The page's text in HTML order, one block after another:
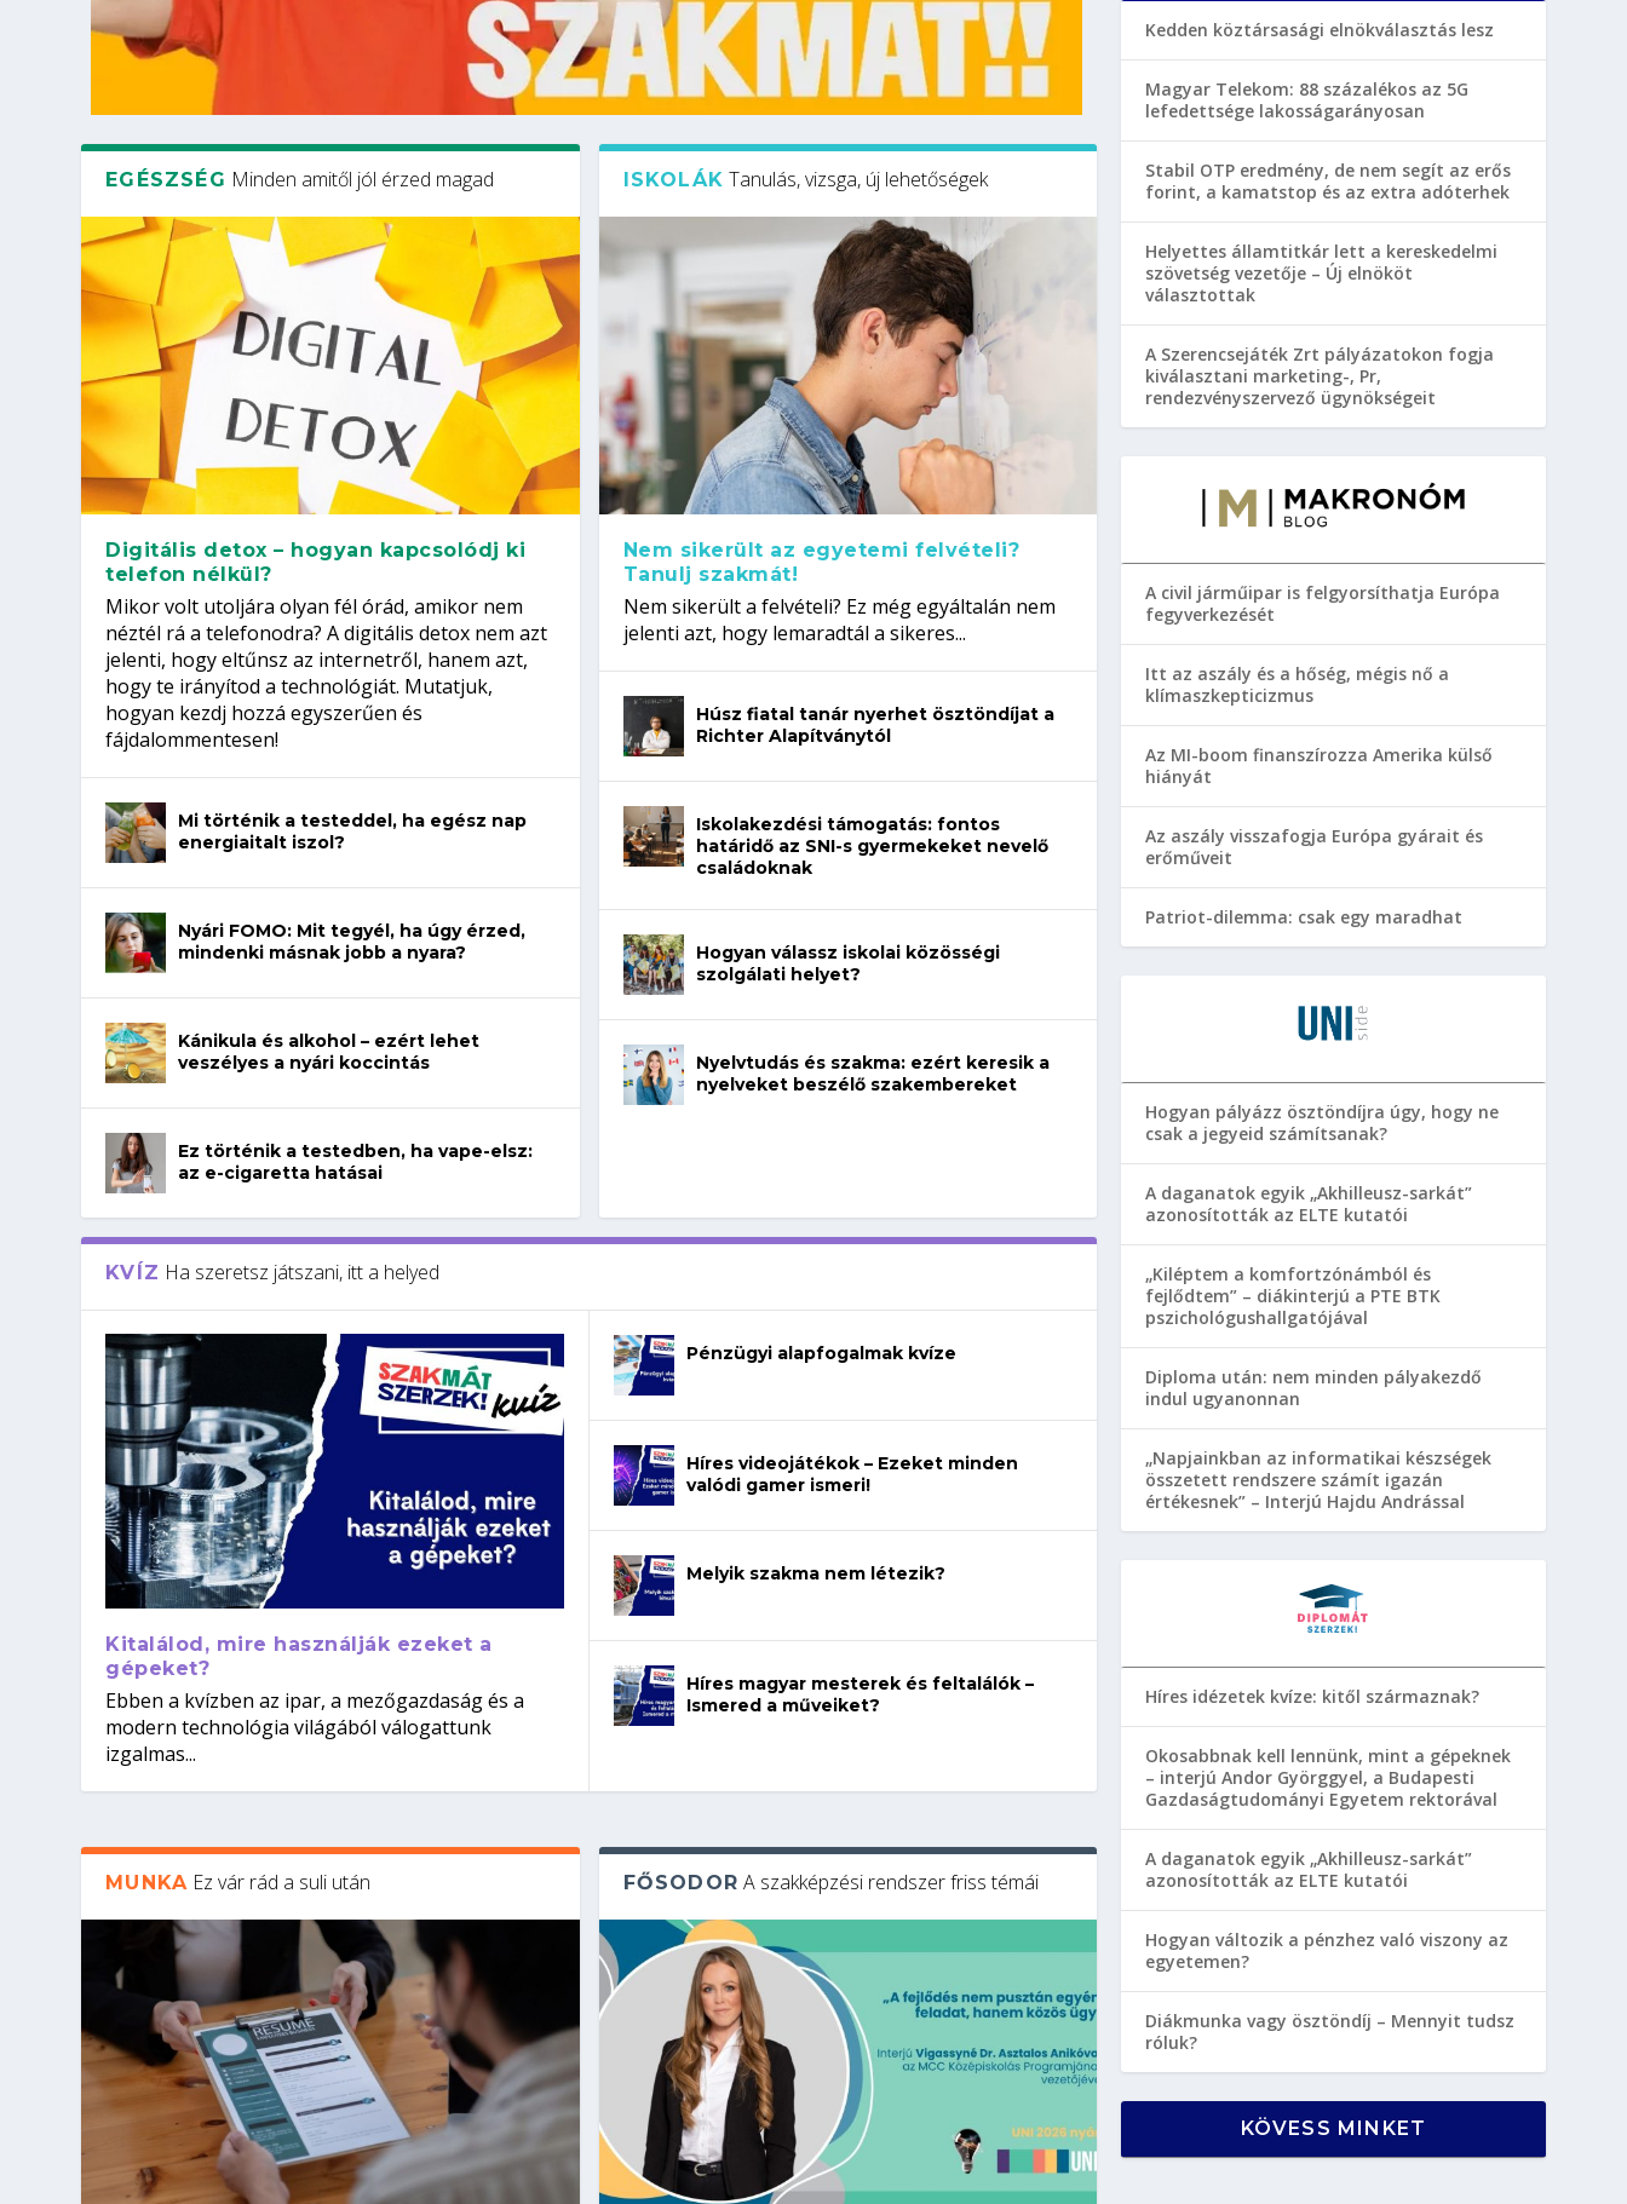
EGÉSZSÉG Minden amitől jól érzed magad
Digitális detox – hogyan kapcsolódj ki
telefon nélkül?
Mikor volt utoljára olyan fél órád, amikor nem
néztél rá a telefonodra? A digitális detox nem azt
jelenti, hogy eltűnsz az internetről, hanem azt,
hogy te irányítod a technológiát. Mutatjuk,
hogyan kezdj hozzá egyszerűen és
fájdalommentesen!
Mi történik a testeddel, ha egész nap
energiaitalt iszol?
Nyári FOMO: Mit tegyél, ha úgy érzed,
mindenki másnak jobb a nyara?
Kánikula és alkohol – ezért lehet
veszélyes a nyári koccintás
Ez történik a testedben, ha vape-elsz:
az e-cigaretta hatásai
ISKOLÁK Tanulás, vizsga, új lehetőségek
Nem sikerült az egyetemi felvételi?
Tanulj szakmát!
Nem sikerült a felvételi? Ez még egyáltalán nem
jelenti azt, hogy lemaradtál a sikeres...
Húsz fiatal tanár nyerhet ösztöndíjat a
Richter Alapítványtól
Iskolakezdési támogatás: fontos
határidő az SNI-s gyermekeket nevelő
családoknak
Hogyan válassz iskolai közösségi
szolgálati helyet?
Nyelvtudás és szakma: ezért keresik a
nyelveket beszélő szakembereket
KVÍZ Ha szeretsz játszani, itt a helyed
Kitalálod, mire használják ezeket a
gépeket?
Ebben a kvízben az ipar, a mezőgazdaság és a
modern technológia világából válogattunk
izgalmas...
Pénzügyi alapfogalmak kvíze
Híres videojátékok – Ezeket minden
valódi gamer ismeri!
Melyik szakma nem létezik?
Híres magyar mesterek és feltalálók –
Ismered a műveiket?
MUNKA Ez vár rád a suli után FŐSODOR A szakképzési rendszer friss témái
Kedden köztársasági elnökválasztás lesz
Magyar Telekom: 88 százalékos az 5G
lefedettsége lakosságarányosan
Stabil OTP eredmény, de nem segít az erős
forint, a kamatstop és az extra adóterhek
Helyettes államtitkár lett a kereskedelmi
szövetség vezetője – Új elnököt
választottak
A Szerencsejáték Zrt pályázatokon fogja
kiválasztani marketing-, Pr,
rendezvényszervező ügynökségeit
A civil járműipar is felgyorsíthatja Európa
fegyverkezését
Itt az aszály és a hőség, mégis nő a
klímaszkepticizmus
Az MI-boom finanszírozza Amerika külső
hiányát
Az aszály visszafogja Európa gyárait és
erőműveit
Patriot-dilemma: csak egy maradhat
Hogyan pályázz ösztöndíjra úgy, hogy ne
csak a jegyeid számítsanak?
A daganatok egyik „Akhilleusz-sarkát”
azonosították az ELTE kutatói
„Kiléptem a komfortzónámból és
fejlődtem” – diákinterjú a PTE BTK
pszichológushallgatójával
Diploma után: nem minden pályakezdő
indul ugyanonnan
„Napjainkban az informatikai készségek
összetett rendszere számít igazán
értékesnek” – Interjú Hajdu Andrással
Híres idézetek kvíze: kitől származnak?
Okosabbnak kell lennünk, mint a gépeknek
– interjú Andor Györggyel, a Budapesti
Gazdaságtudományi Egyetem rektorával
A daganatok egyik „Akhilleusz-sarkát”
azonosították az ELTE kutatói
Hogyan változik a pénzhez való viszony az
egyetemen?
Diákmunka vagy ösztöndíj – Mennyit tudsz
róluk?
KÖVESS MINKET